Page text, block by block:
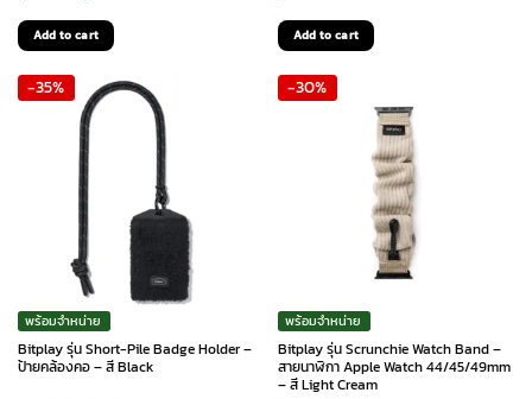
price
was:
1,990 ฿.1,395 ฿.
Add to cart
price
was:
Add to cart
-35%
พร้อมจำหน่าย
Bitplay รุ่น Short-Pile Badge Holder –
ป้ายคล้องคอ – สี Black
-30%
พร้อมจำหน่าย
Bitplay รุ่น Scrunchie Watch Band –
สายนาฬิกา Apple Watch 44/45/49mm
– สี Light Cream